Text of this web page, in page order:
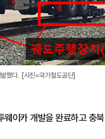
했다. [사진=국가철도공단]
이카 개발을 완료하고 충